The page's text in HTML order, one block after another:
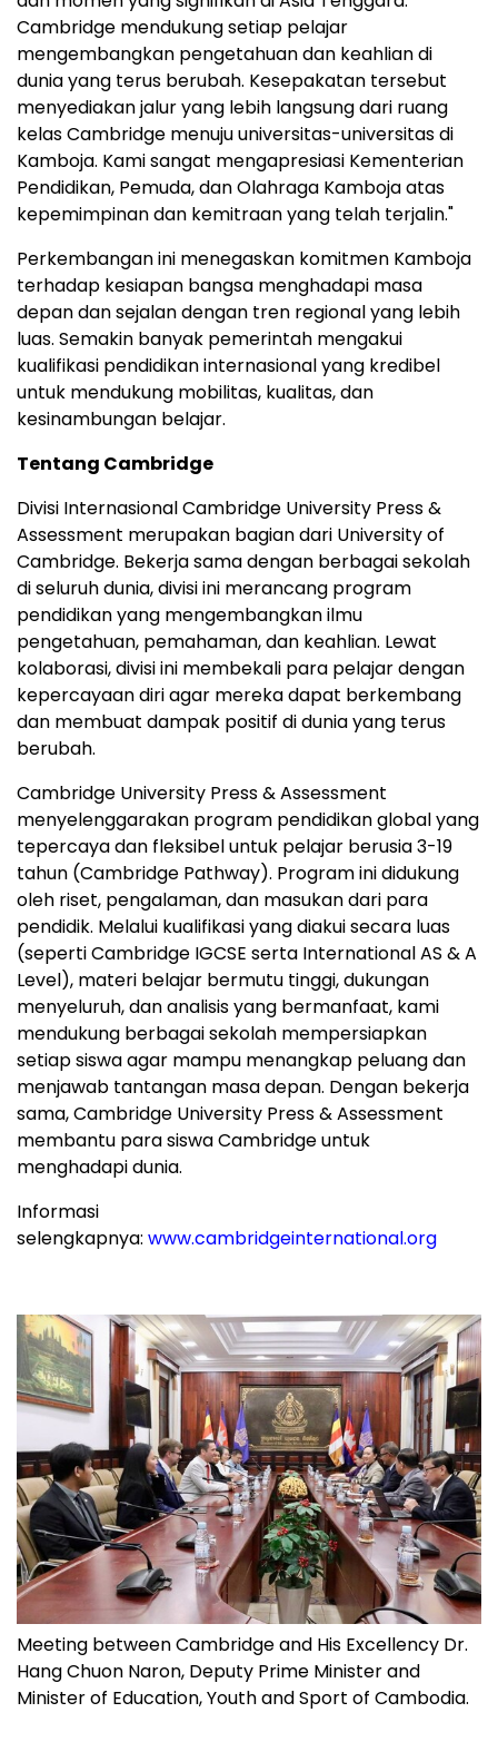
Cambridge mendukung setiap pelajar
mengembangkan pengetahuan dan keahlian di
dunia yang terus berubah. Kesepakatan tersebut
menyediakan jalur yang lebih langsung dari ruang
kelasCambridge menuju universitas-universitas di
Kamboja. Kami sangat mengapresiasi Kementerian
Pendidikan, Pemuda, dan Olahraga Kamboja atas
kepemimpinan dan kemitraan yang telah terjalin."
Perkembangan ini menegaskan komitmen Kamboja
terhadap kesiapan bangsa menghadapi masa
depan dan sejalan dengan tren regional yang lebih
luas. Semakin banyak pemerintah mengakui
kualifikasi pendidikan internasional yang kredibel
untuk mendukung mobilitas, kualitas, dan
kesinambungan belajar.
Tentang Cambridge
Divisi InternasionalCambridge University Press &
Assessment merupakan bagian dari University of
Cambridge. Bekerja sama dengan berbagai sekolah
di seluruh dunia, divisi ini merancang program
pendidikan yang mengembangkan ilmu
pengetahuan, pemahaman, dan keahlian. Lewat
kolaborasi, divisi ini membekali para pelajar dengan
kepercayaan diri agar mereka dapat berkembang
dan membuat dampak positif di dunia yang terus
berubah.
Cambridge University Press & Assessment
menyelenggarakan program pendidikan global yang
tepercaya dan fleksibel untuk pelajar berusia 3-19
tahun (Cambridge Pathway). Program ini didukung
oleh riset, pengalaman, dan masukan dari para
pendidik. Melalui kualifikasi yang diakui secara luas
(seperti Cambridge IGCSE serta International AS & A
Level), materi belajar bermutu tinggi, dukungan
menyeluruh, dan analisis yang bermanfaat, kami
mendukung berbagai sekolah mempersiapkan
setiap siswa agar mampu menangkap peluang dan
menjawab tantangan masa depan. Dengan bekerja
sama,Cambridge University Press & Assessment
membantu para siswaCambridgeuntuk
menghadapi dunia.
Informasi
selengkapnya: www.cambridgeinternational.org
Meeting between Cambridge and His Excellency Dr.
Hang Chuon Naron, Deputy Prime Minister and
Minister of Education, Youth and Sport of Cambodia.